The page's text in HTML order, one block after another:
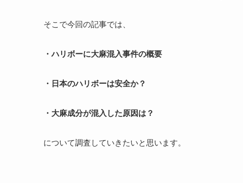
そこで今回の記事では、
・ハリボーに大麻混入事件の概要
・日本のハリボーは安全か？
・大麻成分が混入した原因は？
について調査していきたいと思います。